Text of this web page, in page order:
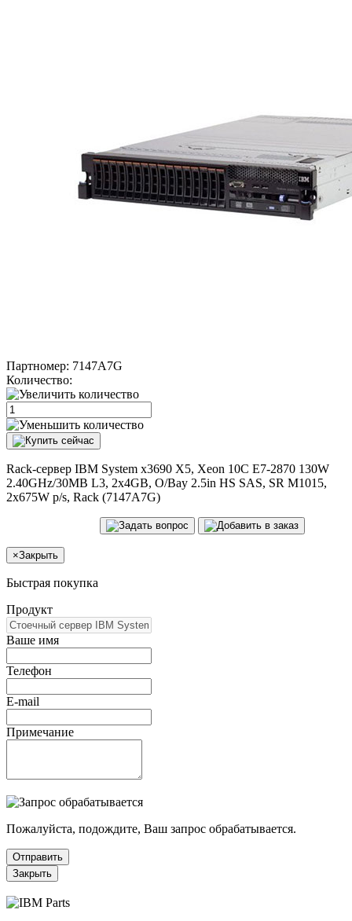
Партномер: 7147A7G
Количество:
Rack-сервер IBM System x3690 X5, Xeon 10C E7-2870 130W
2.40GHz/30MB L3, 2x4GB, O/Bay 2.5in HS SAS, SR M1015,
2x675W p/s, Rack (7147A7G)
×Закрыть
Быстрая покупка
Продукт
Ваше имя
Телефон
E-mail
Примечание
Пожалуйста, подождите, Ваш запрос обрабатывается.
Отправить
Закрыть